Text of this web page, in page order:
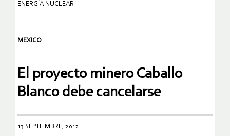
ENERGÍA NUCLEAR
MEXICO
El proyecto minero Caballo
Blanco debe cancelarse
13 SEPTIEMBRE, 2012